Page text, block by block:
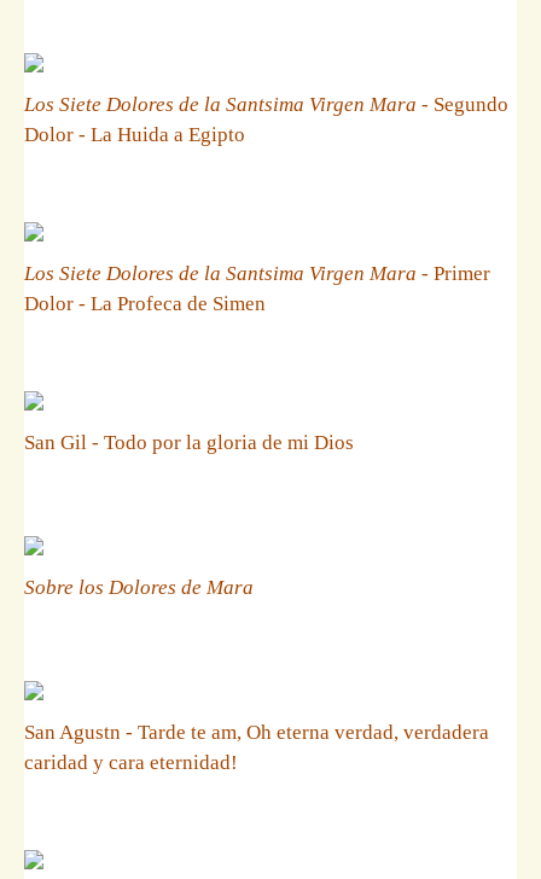
Los Siete Dolores de la Santsima Virgen Mara - Segundo
Dolor - La Huida a Egipto
Los Siete Dolores de la Santsima Virgen Mara - Primer
Dolor - La Profeca de Simen
San Gil - Todo por la gloria de mi Dios
Sobre los Dolores de Mara
San Agustn - Tarde te am, Oh eterna verdad, verdadera
caridad y cara eternidad!